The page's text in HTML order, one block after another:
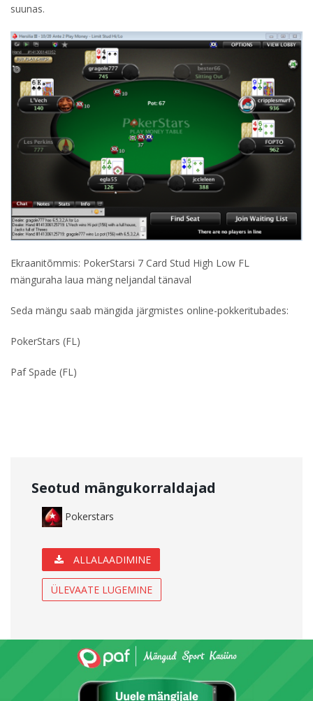
suunas.
Ekraanitõmmis: PokerStarsi 7 Card Stud High Low FL
mänguraha laua mäng neljandal tänaval
Seda mängu saab mängida järgmistes online-pokkeritubades:
PokerStars (FL)
Paf Spade (FL)
Seotud mängukorraldajad
Pokerstars
ALLALAADIMINE
ÜLEVAATE LUGEMINE